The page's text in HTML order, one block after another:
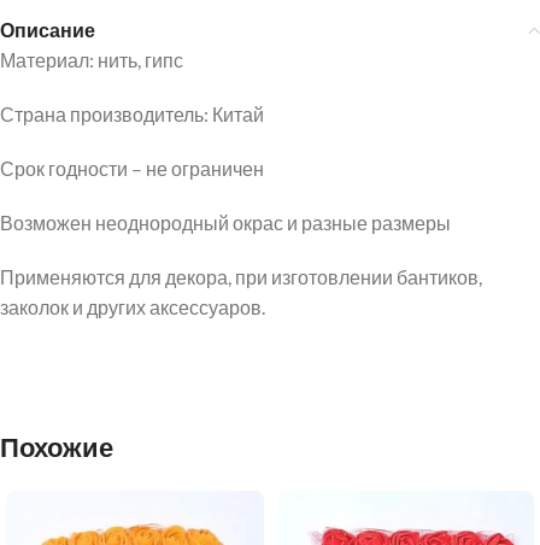
Описание
Материал: нить, гипс
Страна производитель: Китай
Срок годности – не ограничен
Возможен неоднородный окрас и разные размеры
Применяются для декора, при изготовлении бантиков,
заколок и других аксессуаров.
Похожие